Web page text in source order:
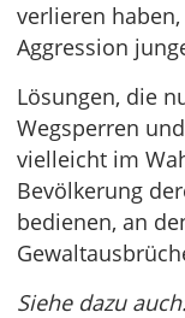
verlieren
Aggression
Lösungen, die
Wegsperren
vielleicht im
Bevölkerung
bedienen, an
Siehe dazu